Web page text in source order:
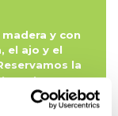
y con
el ajo y el
la
tomate, por